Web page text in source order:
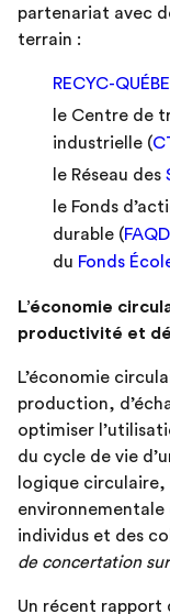
partenariat avec
terrain :
RECYC-
le Centre de
industrielle (
le Réseau des
le Fonds
durable (
du Fonds
L’économie
productivité et
L’économie
production,
optimiser
du cycle de vie
logique
individus et des
de concertation
Un récent rapport